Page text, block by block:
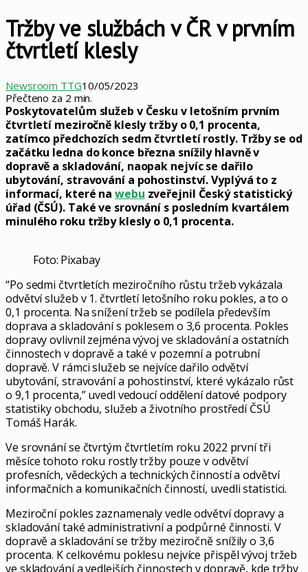
Tržby ve službách v ČR v prvním
čtvrtletí klesly
Newsroom TTG10/05/2023
Přečteno za 2 min.
Poskytovatelům služeb v Česku v letošním prvním
čtvrtletí meziročně klesly tržby o 0,1 procenta,
zatímco předchozích sedm čtvrtletí rostly. Tržby se od
začátku ledna do konce března snížily hlavně v
dopravě a skladování, naopak nejvíc se dařilo
ubytování, stravování a pohostinství. Vyplývá to z
informací, které na webu zveřejnil Český statistický
úřad (ČSÚ). Také ve srovnání s posledním kvartálem
minulého roku tržby klesly o 0,1 procenta.
Foto: Pixabay
“Po sedmi čtvrtletích meziročního růstu tržeb vykázala
odvětví služeb v 1. čtvrtletí letošního roku pokles, a to o
0,1 procenta. Na snížení tržeb se podílela především
doprava a skladování s poklesem o 3,6 procenta. Pokles
dopravy ovlivnil zejména vývoj ve skladování a ostatních
činnostech v dopravě a také v pozemní a potrubní
dopravě. V rámci služeb se nejvíce dařilo odvětví
ubytování, stravování a pohostinství, které vykázalo růst
o 9,1 procenta,” uvedl vedoucí oddělení datové podpory
statistiky obchodu, služeb a životního prostředí ČSÚ
Tomáš Harák.
Ve srovnání se čtvrtým čtvrtletím roku 2022 první tři
měsíce tohoto roku rostly tržby pouze v odvětví
profesních, vědeckých a technických činností a odvětví
informačních a komunikačních činností, uvedli statistici.
Meziroční pokles zaznamenaly vedle odvětví dopravy a
skladování také administrativní a podpůrné činnosti. V
dopravě a skladování se tržby meziročně snížily o 3,6
procenta. K celkovému poklesu nejvíce přispěl vývoj tržeb
ve skladování a vedlejších činnostech v dopravě, kde tržby